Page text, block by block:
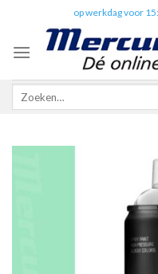
content
op werkdag voor
Zoeken